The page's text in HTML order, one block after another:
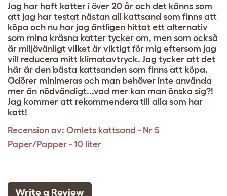
Jag har haft katter i över 20 år och det känns som
att jag har testat nästan all kattsand som finns att
köpa och nu har jag äntligen hittat ett alternativ
som mina kräsna katter tycker om, men som också
är miljövänligt vilket är viktigt för mig eftersom jag
vill reducera mitt klimatavtryck. Jag tycker att det
här är den bästa kattsanden som finns att köpa.
Odörer minimeras och man behöver inte använda
mer än nödvändigt...vad mer kan man önska sig?!
Jag kommer att rekommendera till alla som har
katt!
Recension av: Omlets kattsand - Nr 5
Paper/Papper - 10 liter
Write a Review